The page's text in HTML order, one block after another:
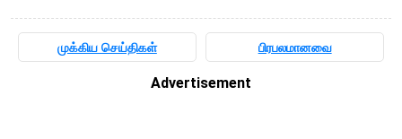
முக்கிய செய்திகள் பிரபலமானவை
Advertisement